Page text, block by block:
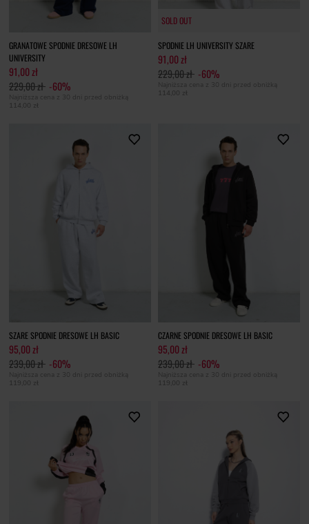
GRANATOWE SPODNIE DRESOWE LH
UNIVERSITY
91,00 zł
229,00 zł -60%
Najniższa cena z 30 dni przed obniżką
114,00 zł
SOLD OUT
SOLD OUT
SPODNIE LH UNIVERSITY SZARE
91,00 zł
229,00 zł -60%
Najniższa cena z 30 dni przed obniżką
114,00 zł
SZARE SPODNIE DRESOWE LH BASIC
95,00 zł
239,00 zł -60%
Najniższa cena z 30 dni przed obniżką
119,00 zł
CZARNE SPODNIE DRESOWE LH BASIC
95,00 zł
239,00 zł -60%
Najniższa cena z 30 dni przed obniżką
119,00 zł